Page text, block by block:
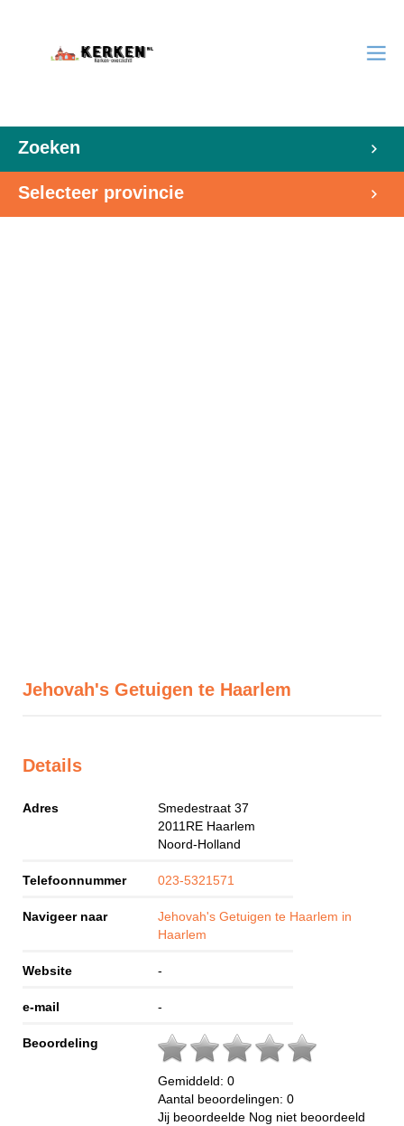
Zoeken
Selecteer provincie
Jehovah's Getuigen te Haarlem
Details
Adres
Smedestraat 37
2011RE Haarlem
Noord-Holland
Telefoonnummer 023-5321571
Navigeer naar
Jehovah's Getuigen te Haarlem in
Haarlem
Website -
e-mail -
Beoordeling
Gemiddeld: 0
Aantal beoordelingen: 0
Jij beoordeelde Nog niet beoordeeld